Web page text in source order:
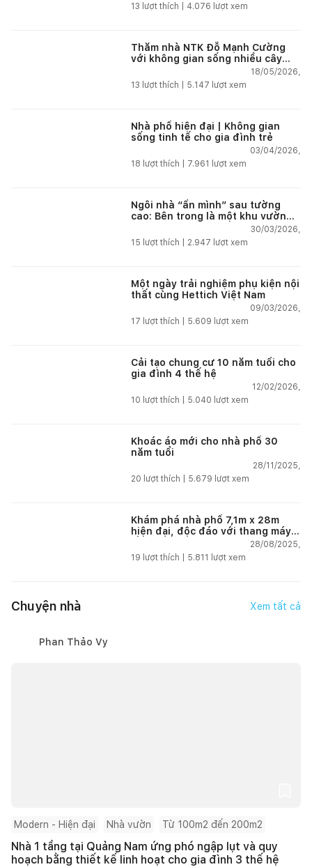
13 lượt thích | 4.076 lượt xem
Thăm nhà NTK Đỗ Mạnh Cường
với không gian sống nhiều cây
xanh giúp tái tạo năng lượng giữa
phố thị
18/05/2026,
13 lượt thích | 5.147 lượt xem
Nhà phố hiện đại | Không gian
sống tinh tế cho gia đình trẻ
03/04/2026,
18 lượt thích | 7.961 lượt xem
Ngôi nhà “ẩn mình” sau tường
cao: Bên trong là một khu vườn
30/03/2026,
15 lượt thích | 2.947 lượt xem
Một ngày trải nghiệm phụ kiện nội
thất cùng Hettich Việt Nam
09/03/2026,
17 lượt thích | 5.609 lượt xem
Cải tạo chung cư 10 năm tuổi cho
gia đình 4 thế hệ
12/02/2026,
10 lượt thích | 5.040 lượt xem
Khoác áo mới cho nhà phố 30
năm tuổi
28/11/2025,
20 lượt thích | 5.679 lượt xem
Khám phá nhà phố 7,1m x 28m
hiện đại, độc đáo với thang máy
lồng kính và sân vườn tại Hải
Phòng
28/08/2025,
19 lượt thích | 5.811 lượt xem
Chuyện nhà Xem tất cả
Phan Thảo Vy
Modern - Hiện đại Nhà vườn Từ 100m2 đến 200m2
Nhà 1 tầng tại Quảng Nam ứng phó ngập lụt và quy
hoạch bằng thiết kế linh hoạt cho gia đình 3 thế hệ